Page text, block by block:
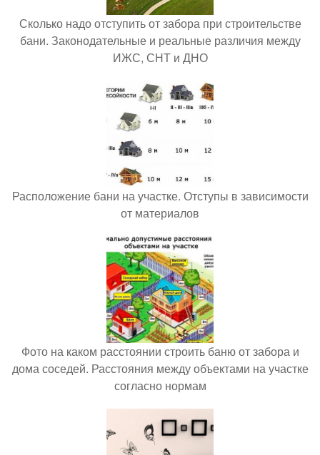
Сколько надо отступить от забора при строительстве
бани. Законодательные и реальные различия между
ИЖС, СНТ и ДНО
Расположение бани на участке. Отступы в зависимости
от материалов
Фото на каком расстоянии строить баню от забора и
дома соседей. Расстояния между объектами на участке
согласно нормам